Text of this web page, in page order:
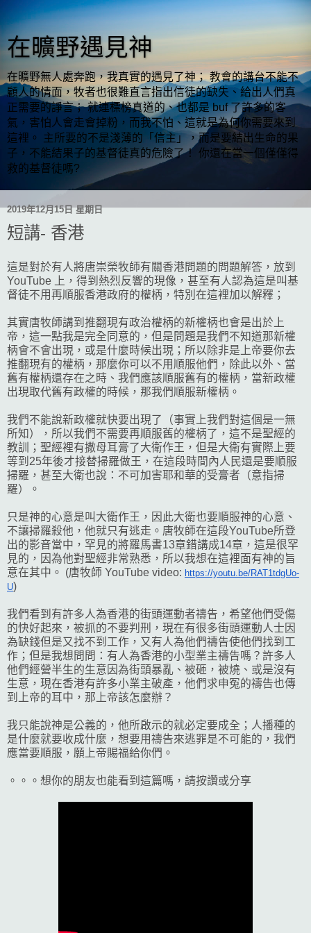
在曠野遇見神
在曠野無人處奔跑，我真實的遇見了神； 教會的講台不能不
顧人的情面，牧者也很難直言指出信徒的缺失、給出人們真
正需要的諍言； 就連標榜真道的、也都是 buf 了許多的客
氣，害怕人會走會掉粉，而我不怕、這就是為何你需要來到
這裡。 主所要的不是淺薄的「信主」，而是要結出生命的果
子，不能結果子的基督徒真的危險了！ 你還在當一個僅僅得
救的基督徒嗎?
2019年12月15日 星期日
短講- 香港
這是對於有人將唐崇榮牧師有關香港問題的問題解答，放到
YouTube 上，得到熱烈反響的現像，甚至有人認為這是叫基
督徒不用再順服香港政府的權柄，特別在這裡加以解釋；
其實唐牧師講到推翻現有政治權柄的新權柄也會是出於上
帝，這一點我是完全同意的，但是問題是我們不知道那新權
柄會不會出現，或是什麼時候出現；所以除非是上帝要你去
推翻現有的權柄，那麼你可以不用順服他們，除此以外、當
舊有權柄還存在之時、我們應該順服舊有的權柄，當新政權
出現取代舊有政權的時候，那我們順服新權柄。
我們不能說新政權就快要出現了（事實上我們對這個是一無
所知），所以我們不需要再順服舊的權柄了，這不是聖經的
教訓；聖經裡有撒母耳膏了大衛作王，但是大衛有實際上要
等到25年後才接替掃羅做王，在這段時間內人民還是要順服
掃羅，甚至大衛也說：不可加害耶和華的受膏者（意指掃
羅）。
只是神的心意是叫大衛作王，因此大衛也要順服神的心意、
不讓掃羅殺他，他就只有逃走。唐牧師在這段YouTube所登
出的影音當中，罕見的將羅馬書13章錯講成14章，這是很罕
見的，因為他對聖經非常熟悉，所以我想在這裡面有神的旨
意在其中。 (唐牧師 YouTube video: https://youtu.be/RAT1tdgUo-
U)
我們看到有許多人為香港的街頭運動者禱告，希望他們受傷
的快好起來，被抓的不要判刑，現在有很多街頭運動人士因
為缺錢但是又找不到工作，又有人為他們禱告使他們找到工
作；但是我想問問：有人為香港的小型業主禱告嗎？許多人
他們經營半生的生意因為街頭暴亂、被砸，被燒、或是沒有
生意，現在香港有許多小業主破產，他們求申冤的禱告也傳
到上帝的耳中，那上帝該怎麼辦？
我只能說神是公義的，他所啟示的就必定要成全；人播種的
是什麼就要收成什麼，想要用禱告來逃罪是不可能的，我們
應當要順服，願上帝賜福給你們。
。。。想你的朋友也能看到這篇嗎，請按讚或分享